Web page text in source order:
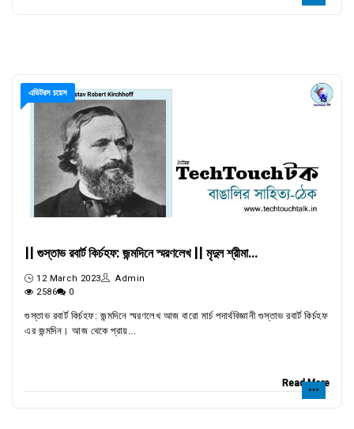
এডিটরস চয়েস
|| গুস্তাভ রবার্ট কির্চহফ: জন্মদিনে স্মরণলেখ || মৃদুল শ্রীমা...
12 March 2023
Admin
2586
0
গুস্তাভ রবার্ট কির্চহফ: জন্মদিনে স্মরণলেখ আজ বারো মার্চ পদার্থবিজ্ঞানী গুস্তাভ রবার্ট কির্চহফ
এর জন্মদিন। আজ থেকে প্রায়...
Read More